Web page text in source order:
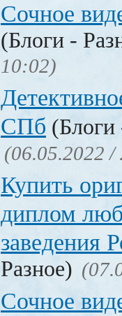
Сочное
(Блоги -
10:02)
СПб (Блоги
(06.05.2022 /
Купить
диплом
заведения
Разное)
Сочное